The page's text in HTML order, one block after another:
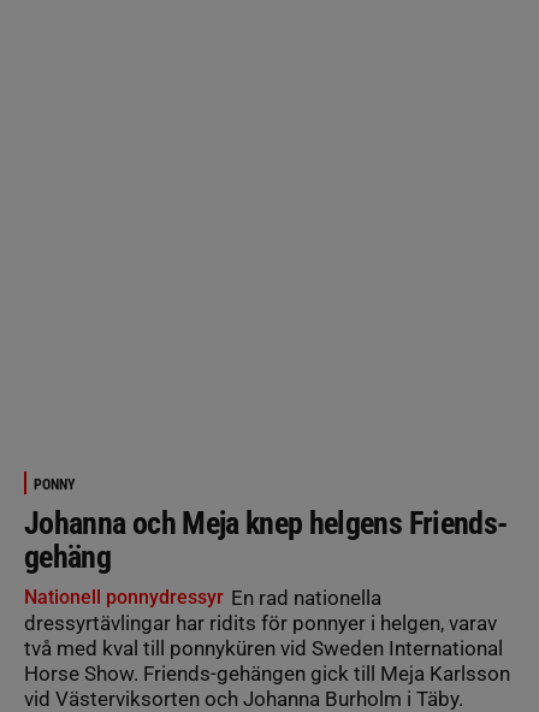
PONNY
Johanna och Meja knep helgens Friends-
gehäng
Nationell ponnydressyr En rad nationella
dressyrtävlingar har ridits för ponnyer i helgen, varav
två med kval till ponnyküren vid Sweden International
Horse Show. Friends-gehängen gick till Meja Karlsson
vid Västerviksorten och Johanna Burholm i Täby.